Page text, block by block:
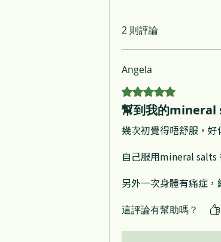
2 則評論
Angela
評等為 5（最高為 5 顆
幫到我的mineral
幾次初覺得唔舒服，
自己服用mineral salts
另外一次身體有痛症
謝謝Lilian及Alex 詳細
這評論有幫助嗎？